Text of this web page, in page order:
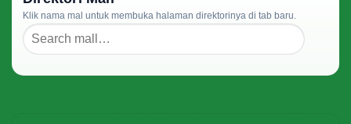
Klik nama mal untuk membuka halaman direktorinya di tab baru.